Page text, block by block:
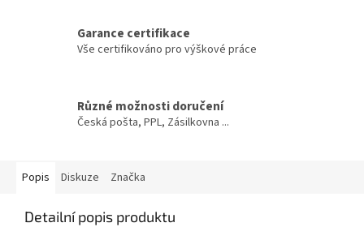
Garance certifikace
Vše certifikováno pro výškové práce
Různé možnosti doručení
Česká pošta, PPL, Zásilkovna ...
Popis Diskuze Značka
Detailní popis produktu